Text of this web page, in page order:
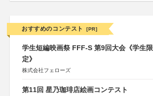
おすすめのコンテスト [PR]
学生短編映画祭 FFF-S 第9回大会《学生限
定》
株式会社フェローズ
第11回 星乃珈琲店絵画コンテスト